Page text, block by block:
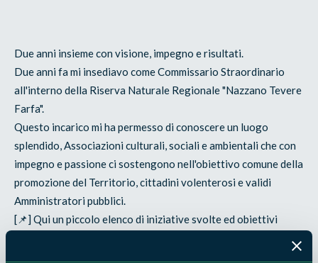
Due anni insieme con visione, impegno e risultati.
Due anni fa mi insediavo come Commissario Straordinario
all'interno della Riserva Naturale Regionale "Nazzano Tevere
Farfa".
Questo incarico mi ha permesso di conoscere un luogo
splendido, Associazioni culturali, sociali e ambientali che con
impegno e passione ci sostengono nell'obiettivo comune della
promozione del Territorio, cittadini volenterosi e validi
Amministratori pubblici.
[📌] Qui un piccolo elenco di iniziative svolte ed obiettivi